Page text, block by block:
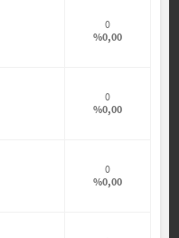
0
%0,00
0
%0,00
0
%0,00